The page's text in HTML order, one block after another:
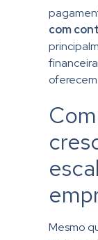
com
Mesmo